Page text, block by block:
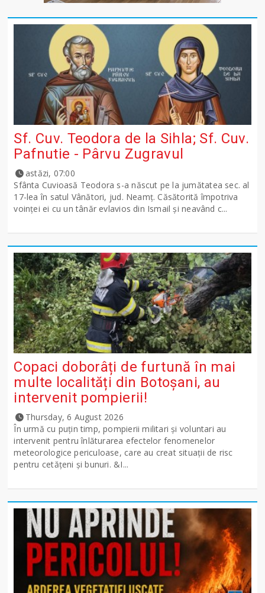
Sf. Cuv. Teodora de la Sihla; Sf. Cuv.
Pafnutie - Pârvu Zugravul
astăzi, 07:00
Sfânta Cuvioasă Teodora s-a născut pe la jumătatea sec. al
17-lea în satul Vânători, jud. Neamţ. Căsătorită împotriva
voinţei ei cu un tânăr evlavios din Ismail şi neavând c...
Copaci doborâți de furtună în mai
multe localități din Botoșani, au
intervenit pompierii!
Thursday, 6 August 2026
În urmă cu puțin timp, pompierii militari și voluntari au
intervenit pentru înlăturarea efectelor fenomenelor
meteorologice periculoase, care au creat situații de risc
pentru cetățeni și bunuri. &I...